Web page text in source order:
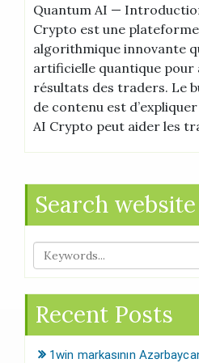
Quantum AI —
Crypto est une
algorithmique innovante
artificielle quantique pour
résultats des traders. Le
de contenu est
AI Crypto peut aider les
Search website
Recent Posts
1win markasının